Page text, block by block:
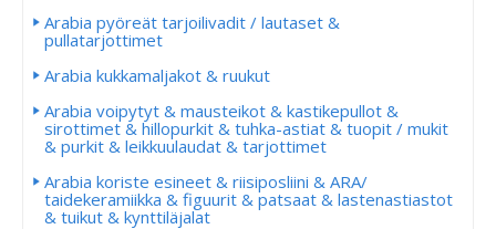
Arabia pyöreät tarjoilivadit / lautaset &
pullatarjottimet
Arabia kukkamaljakot & ruukut
Arabia voipytyt & mausteikot & kastikepullot &
sirottimet & hillopurkit & tuhka-astiat & tuopit / mukit
& purkit & leikkuulaudat & tarjottimet
Arabia koriste esineet & riisiposliini & ARA/
taidekeramiikka & figuurit & patsaat & lastenastiastot
& tuikut & kynttiläjalat